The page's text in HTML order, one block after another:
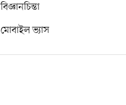
বিজ্ঞানচিন্তা
মোবাইল ভ্যাস